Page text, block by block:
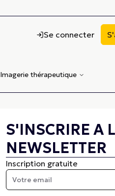
Se connecter
Imagerie thérapeutique
S'INSCRIRE A
NEWSLETTER
Inscription gratuite